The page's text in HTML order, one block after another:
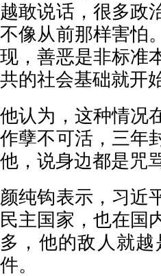
越敢说话，很多政
不像从前那样害怕
现，善恶是非标准
共的社会基础就开
他认为，这种情况
作孽不可活，三年
他，说身边都是咒
颜纯钩表示，习近
民主国家，也在国
多，他的敌人就
件。